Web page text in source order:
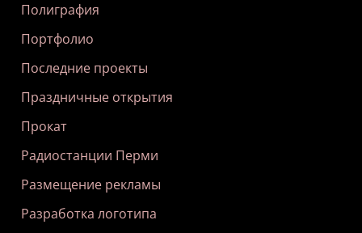
Полиграфия
Портфолио
Последние проекты
Праздничные открытия
Прокат
Радиостанции Перми
Размещение рекламы
Разработка логотипа